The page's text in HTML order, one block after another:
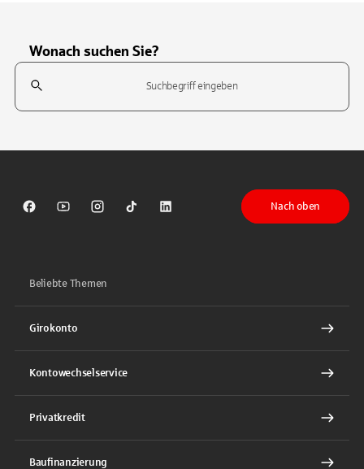
Wonach suchen Sie?
Suchfeld
Sparkasse auf Facebook
Sparkasse auf Youtube
Sparkasse auf Instagram
Sparkasse auf TikTok
Sparkasse auf LinkedIn
Nach oben
Beliebte Themen
Girokonto
Kontowechselservice
Privatkredit
Baufinanzierung